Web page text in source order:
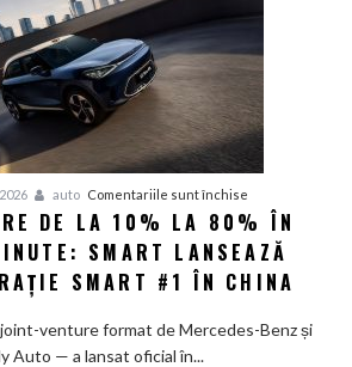
auto Comentariile sunt închise
Reîncărcare
de
la
DE LA 10% LA 80% ÎN
SMART LANSEAZĂ
SMART #1 ÎN CHINA
venture format de Mercedes-Benz și
Auto — a lansat oficial în...